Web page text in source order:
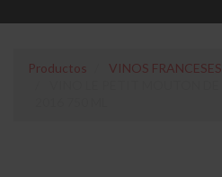
Productos
VINOS FRANCESES